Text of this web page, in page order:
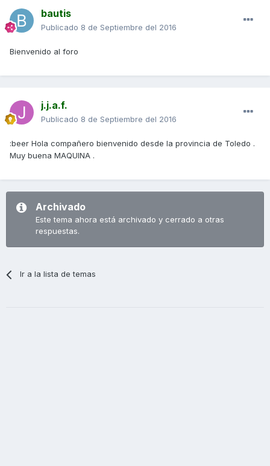
bautis
Publicado 8 de Septiembre del 2016
Bienvenido al foro
j.j.a.f.
Publicado 8 de Septiembre del 2016
:beer Hola compañero bienvenido desde la provincia de Toledo .
Muy buena MAQUINA .
Archivado
Este tema ahora está archivado y cerrado a otras
respuestas.
Ir a la lista de temas